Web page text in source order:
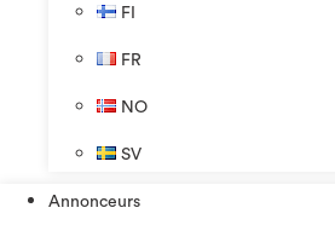
FI
FR
NO
SV
Annonceurs